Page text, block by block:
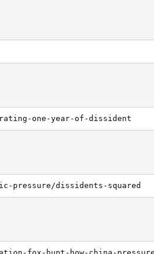
one-year-of-dissident
pressure/dissidents-squared